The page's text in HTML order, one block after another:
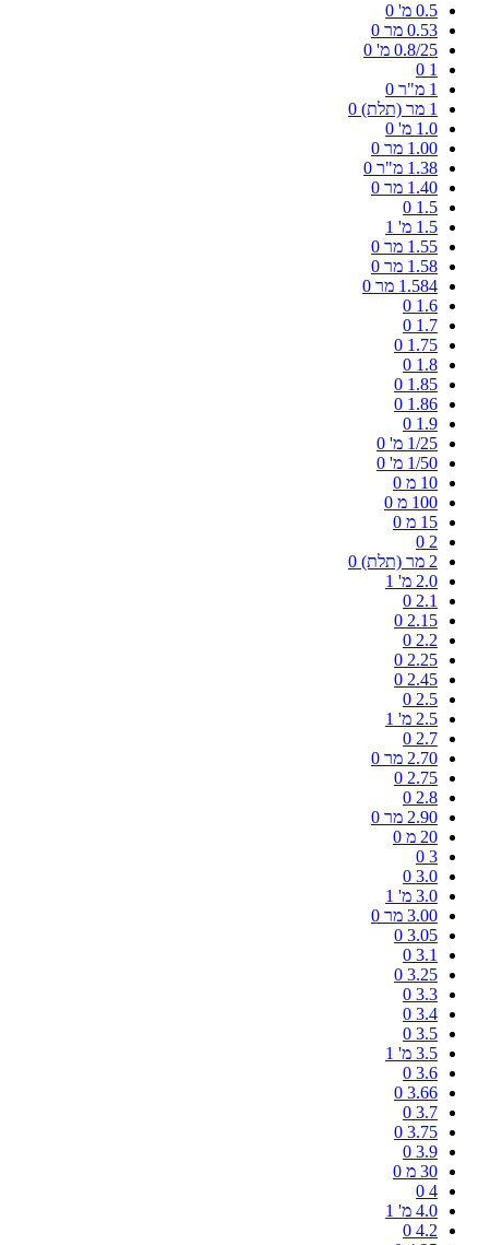
0.5 מ'
0
0.53 מר
0
0.8/25 מ'
0
1
0
1 מ"ר
0
1 מר (תלת)
0
1.0 מ'
0
1.00 מר
0
1.38 מ"ר
0
1.40 מר
0
1.5
0
1.5 מ'
1
1.55 מר
0
1.58 מר
0
1.584 מר
0
1.6
0
1.7
0
1.75
0
1.8
0
1.85
0
1.86
0
1.9
0
1/25 מ'
0
1/50 מ'
0
10 מ
0
100 מ
0
15 מ
0
2
0
2 מר (תלת)
0
2.0 מ'
1
2.1
0
2.15
0
2.2
0
2.25
0
2.45
0
2.5
0
2.5 מ'
1
2.7
0
2.70 מר
0
2.75
0
2.8
0
2.90 מר
0
20 מ
0
3
0
3.0
0
3.0 מ'
1
3.00 מר
0
3.05
0
3.1
0
3.25
0
3.3
0
3.4
0
3.5
0
3.5 מ'
1
3.6
0
3.66
0
3.7
0
3.75
0
3.9
0
30 מ
0
4
0
4.0 מ'
1
4.2
0